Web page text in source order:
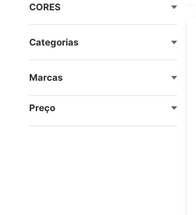
Preço
CORES
Categorias
Marcas